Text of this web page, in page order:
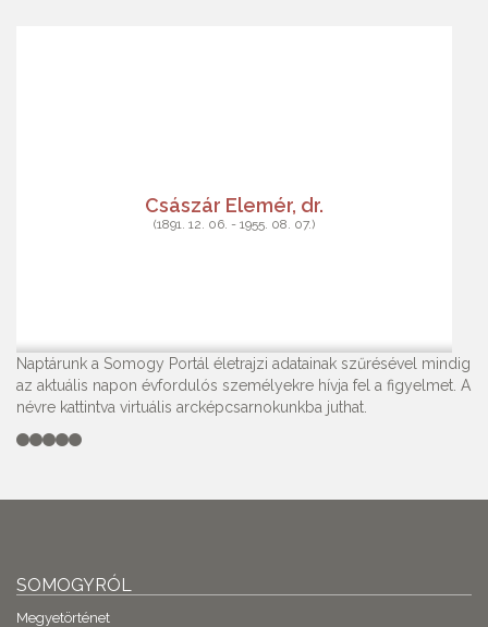
Császár Elemér, dr.
(1891. 12. 06. - 1955. 08. 07.)
Naptárunk a Somogy Portál életrajzi adatainak szűrésével mindig
az aktuális napon évfordulós személyekre hívja fel a figyelmet. A
névre kattintva virtuális arcképcsarnokunkba juthat.
SOMOGYRÓL
Megyetörténet